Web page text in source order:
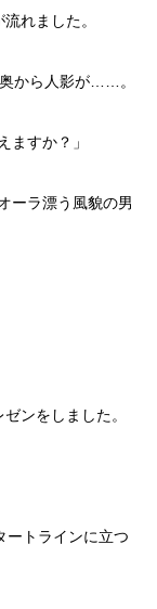
れました。
から人影が……。
ますか？」
ーラ漂う風貌の男
ンをしました。
ートラインに立つ